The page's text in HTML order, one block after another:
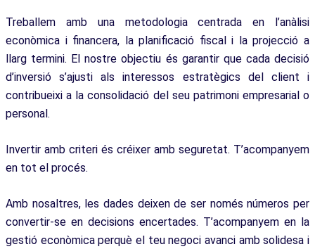
Treballem amb una metodologia centrada en l’anàlisi
econòmica i financera, la planificació fiscal i la projecció a
llarg termini. El nostre objectiu és garantir que cada decisió
d’inversió s’ajusti als interessos estratègics del client i
contribueixi a la consolidació del seu patrimoni empresarial o
personal.
Invertir amb criteri és créixer amb seguretat. T’acompanyem
en tot el procés.
Amb nosaltres, les dades deixen de ser només números per
convertir-se en decisions encertades. T’acompanyem en la
gestió econòmica perquè el teu negoci avanci amb solidesa i